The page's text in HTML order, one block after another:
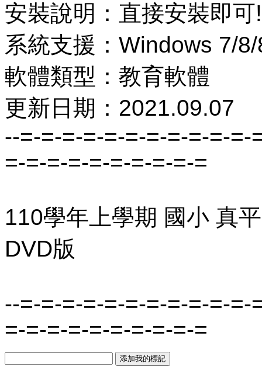
安裝說明：直接安裝即可!
系統支援：Windows 7/
軟體類型：教育軟體
更新日期：2021.09.07
--=-=-=-=-=-=-=-=-=-=-
=-=-=-=-=-=-=-=-=-=
110學年上學期 國小 真
DVD版
--=-=-=-=-=-=-=-=-=-=-
=-=-=-=-=-=-=-=-=-=